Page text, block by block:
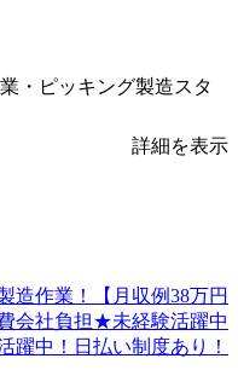
・ピッキング製造スタ
詳細を表示